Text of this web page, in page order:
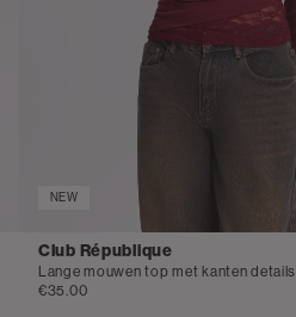
NEW
Club République
Lange mouwen top met kanten details
€35.00